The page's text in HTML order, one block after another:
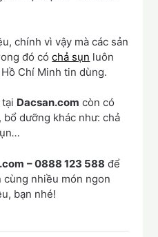
chính vì vậy mà các sản
đó cóchả sụn luôn
Chí Minh tin dùng.
Dacsan.com còn có
dưỡng khác như: chả
…
– 0888 123 588 để
nhiều món ngon
bạn nhé!